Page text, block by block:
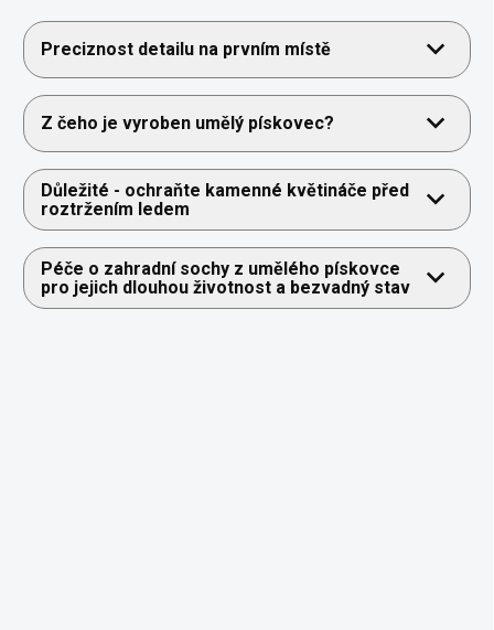
Preciznost detailu na prvním místě
Z čeho je vyroben umělý pískovec?
Důležité - ochraňte kamenné květináče před
roztržením ledem
Péče o zahradní sochy z umělého pískovce
pro jejich dlouhou životnost a bezvadný stav